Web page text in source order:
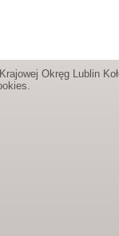
Okręg Lublin